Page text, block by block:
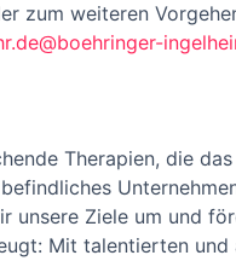
zum weiteren
Therapien, die
Ziele um und
Mit talentierten